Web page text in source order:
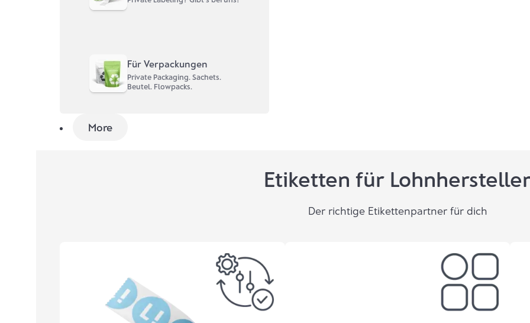
Für Verpackungen
Private Packaging. Sachets.
Beutel. Flowpacks.
More
Etiketten für
Der richtige Etikettenpartner für dich